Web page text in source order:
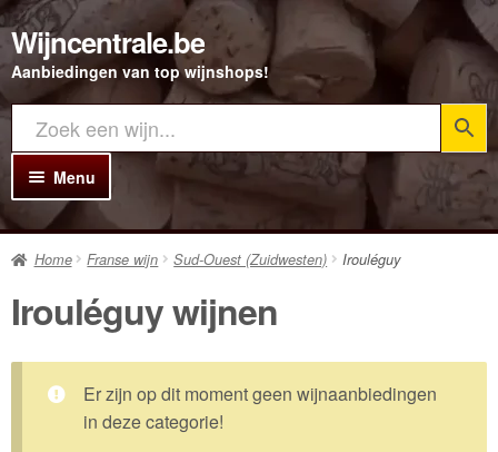
Ga
door
naar
navigatie
Ga
direct
naar
inhoud
Wijncentrale.be
Aanbiedingen van top wijnshops!
Menu
Home
Alle Wijnen
Rode wijn
Witte wijn
Rosé wijn
Home Franse wijn Sud-Ouest (Zuidwesten) Irouléguy
Irouléguy wijnen
Er zijn op dit moment geen wijnaanbiedingen
in deze categorie!